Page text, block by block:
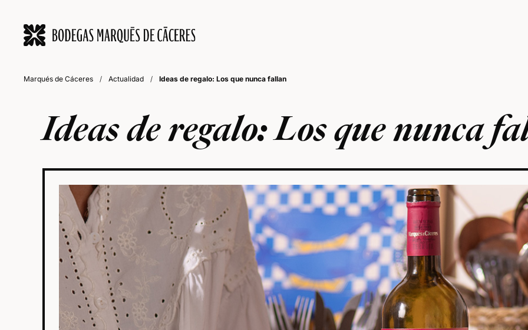
Marqués de Cáceres / Actualidad / Ideas de regalo: Los que nunca fallan
Ideas de regalo: Los que nunca